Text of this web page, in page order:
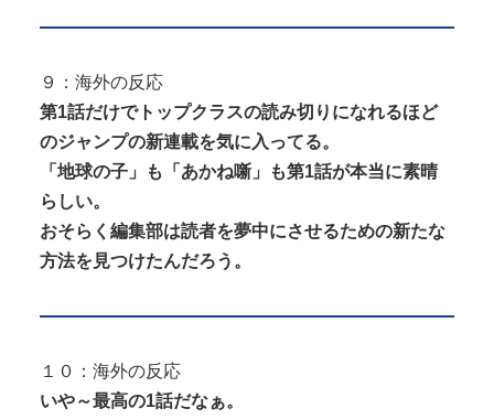
９：海外の反応
第1話だけでトップクラスの読み切りになれるほど
のジャンプの新連載を気に入ってる。
「地球の子」も「あかね噺」も第1話が本当に素晴
らしい。
おそらく編集部は読者を夢中にさせるための新たな
方法を見つけたんだろう。
１０：海外の反応
いや～最高の1話だなぁ。